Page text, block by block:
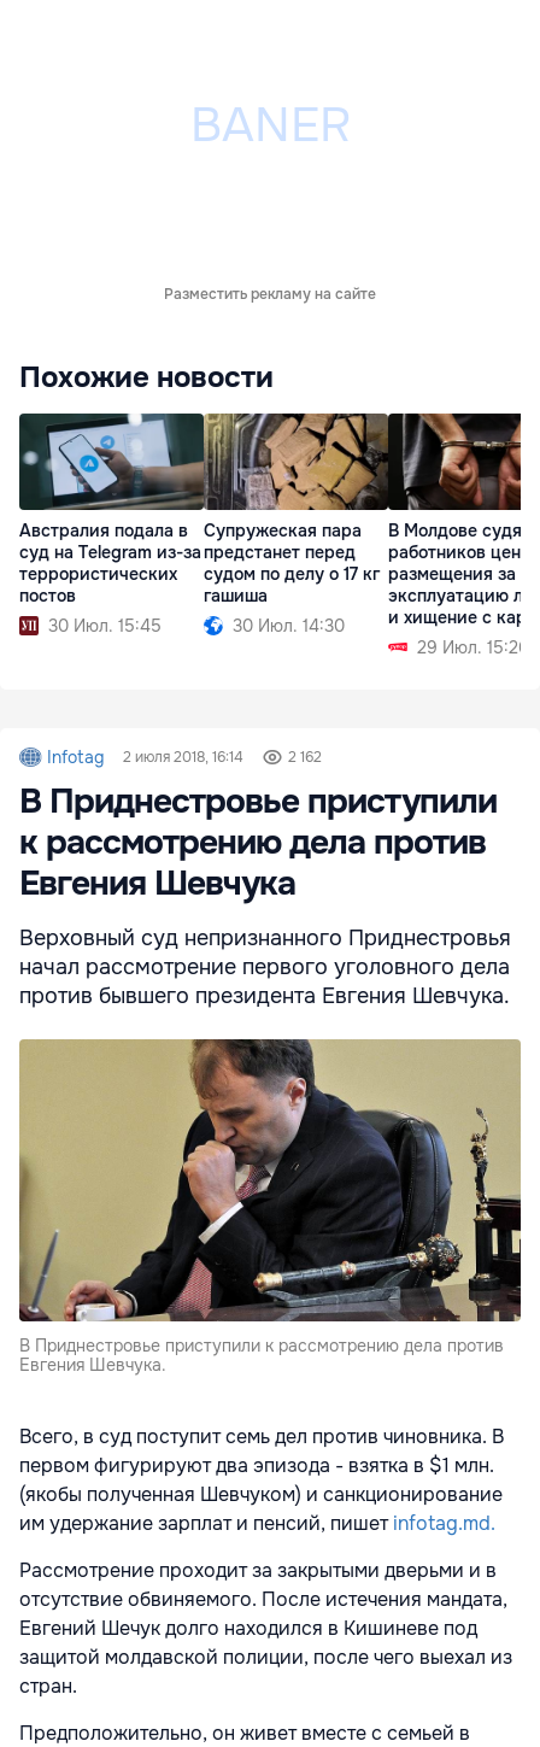
Разместить рекламу на сайте
Похожие новости
Австралия подала в
суд на Telegram из-за
террористических
постов
30 Июл. 15:45
Супружеская пара
предстанет перед
судом по делу о 17 кг
гашиша
30 Июл. 14:30
В Молдове судят
работников
размещения за
эксплуатацию
и хищение с карт
29 Июл. 15:26
Infotag 2 июля 2018, 16:14 2 162
В Приднестровье приступили
к рассмотрению дела против
Евгения Шевчука
Верховный суд непризнанного Приднестровья
начал рассмотрение первого уголовного дела
против бывшего президента Евгения Шевчука.
В Приднестровье приступили к рассмотрению дела против
Евгения Шевчука.
Всего, в суд поступит семь дел против чиновника. В
первом фигурируют два эпизода - взятка в $1 млн.
(якобы полученная Шевчуком) и санкционирование
им удержание зарплат и пенсий, пишетinfotag.md.
Рассмотрение проходит за закрытыми дверьми и в
отсутствие обвиняемого. После истечения мандата,
Евгений Шечук долго находился в Кишиневе под
защитой молдавской полиции, после чего выехал из
стран.
Предположительно, он живет вместе с семьей в